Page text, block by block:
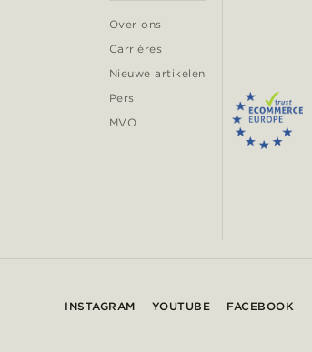
Over ons
Carrières
Nieuwe artikelen
Pers
MVO
INSTAGRAM YOUTUBE FACEBOOK